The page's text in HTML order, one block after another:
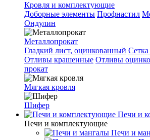
Кровля и комплектующие
Доборные элементы Профнастил
Ондулин
Металлопрокат
Гладкий лист, оцинкованный Сетка
Отливы крашенные Отливы
прокат
Мягкая кровля
Шифер
Печи и
Печи и комплектующие
Печи и